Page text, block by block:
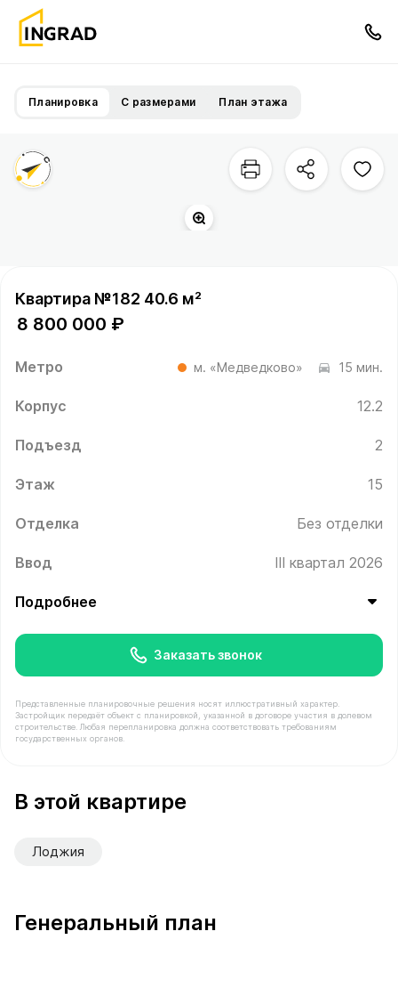
Планировка С размерами План этажа
Квартира №182 40.6 м²
8 800 000 ₽
Метро м. «Медведково» 15 мин.
Корпус 12.2
Подъезд 2
Этаж 15
Отделка Без отделки
Ввод III квартал 2026
Подробнее
Заказать звонок
Представленные планировочные решения носят иллюстративный характер.
Застройщик передаёт объект с планировкой, указанной в договоре участия в долевом
строительстве. Любая перепланировка должна соответствовать требованиям
государственных органов.
В этой квартире
Лоджия
Генеральный план